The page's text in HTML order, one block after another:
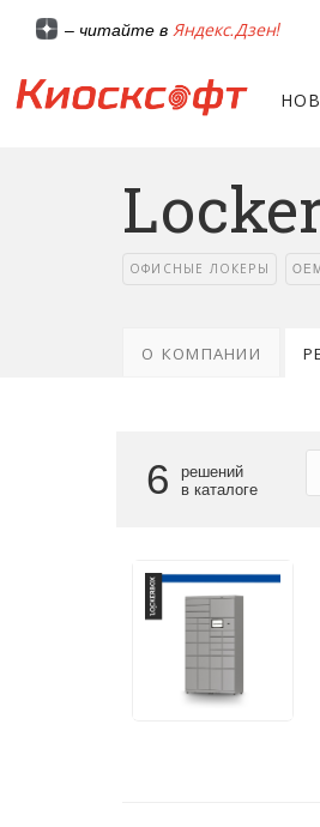
– читайте в Яндекс.Дзен!
ОФИСНЫЕ ЛОКЕРЫ
О КОМПАНИИ
6
решений
в каталоге